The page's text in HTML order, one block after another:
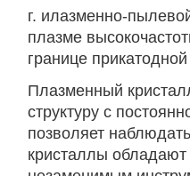
г. илазменно-
плазме
границе
Плазменный
структуру с
позволяет
кристаллы